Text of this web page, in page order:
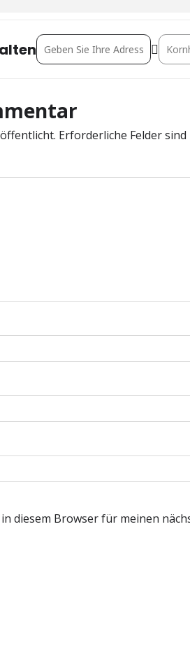
Address - GS1 Excellence Day &
Erforderliche Felder
diesem Browser für meinen